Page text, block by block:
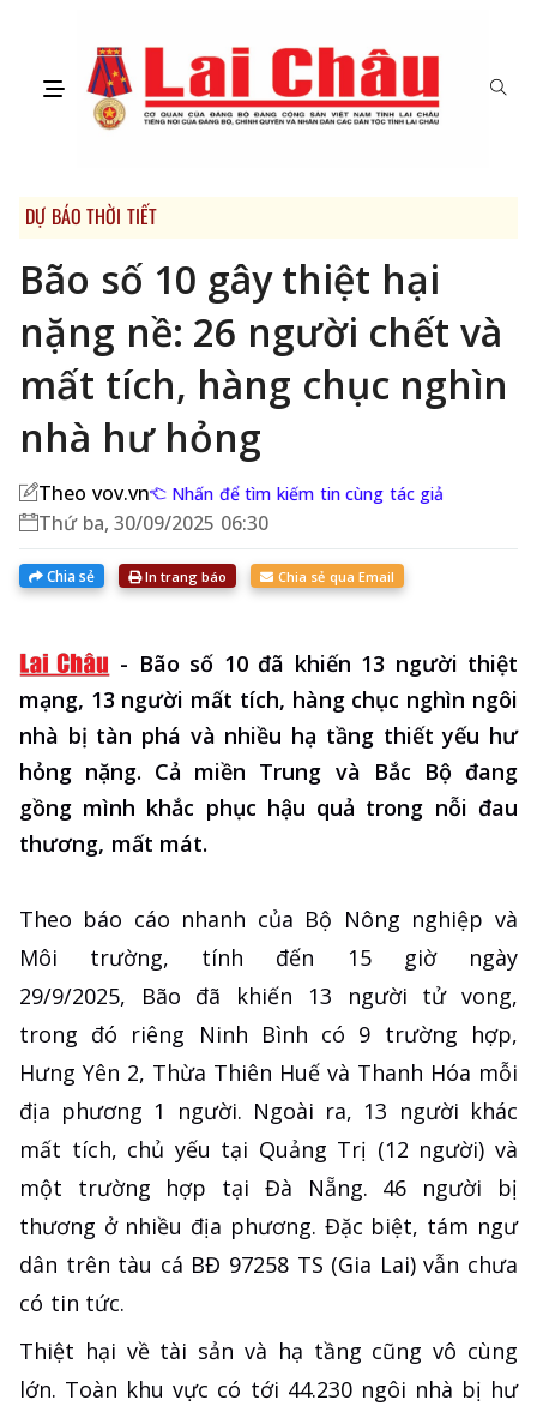
DỰ BÁO THỜI TIẾT
Bão số 10 gây thiệt hại
nặng nề: 26 người chết và
mất tích, hàng chục nghìn
nhà hư hỏng
Theo vov.vn Nhấn để tìm kiếm tin cùng tác giả
Thứ ba, 30/09/2025 06:30
Chia sẻ In trang báo Chia sẻ qua Email
- Bão số 10 đã khiến 13 người thiệt
mạng, 13 người mất tích, hàng chục nghìn ngôi
nhà bị tàn phá và nhiều hạ tầng thiết yếu hư
hỏng nặng. Cả miền Trung và Bắc Bộ đang
gồng mình khắc phục hậu quả trong nỗi đau
thương, mất mát.
Theo báo cáo nhanh của Bộ Nông nghiệp và
Môi trường, tính đến 15 giờ ngày
29/9/2025, Bão đã khiến 13 người tử vong,
trong đó riêng Ninh Bình có 9 trường hợp,
Hưng Yên 2, Thừa Thiên Huế và Thanh Hóa mỗi
địa phương 1 người. Ngoài ra, 13 người khác
mất tích, chủ yếu tại Quảng Trị (12 người) và
một trường hợp tại Đà Nẵng. 46 người bị
thương ở nhiều địa phương. Đặc biệt, tám ngư
dân trên tàu cá BĐ 97258 TS (Gia Lai) vẫn chưa
có tin tức.
Thiệt hại về tài sản và hạ tầng cũng vô cùng
lớn. Toàn khu vực có tới 44.230 ngôi nhà bị hư